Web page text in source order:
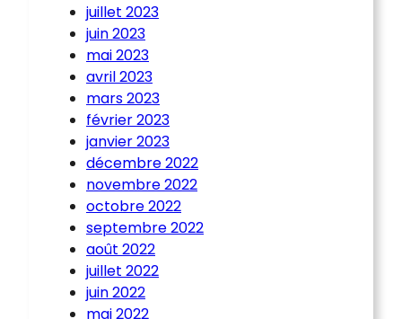
juillet 2023
juin 2023
mai 2023
avril 2023
mars 2023
février 2023
janvier 2023
décembre 2022
novembre 2022
octobre 2022
septembre 2022
août 2022
juillet 2022
juin 2022
mai 2022